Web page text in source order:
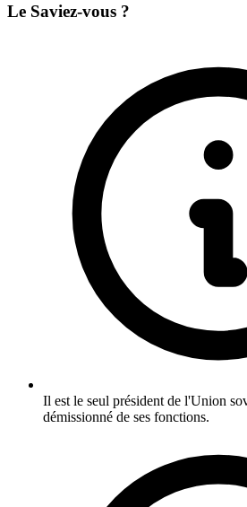
Le Saviez-vous ?
Il est le seul président de l'Union
démissionné de ses fonctions.